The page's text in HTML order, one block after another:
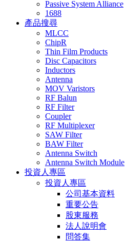
Passive System Alliance
1688
產品搜尋
MLCC
ChipR
Thin Film Products
Disc Capacitors
Inductors
Antenna
MOV Varistors
RF Balun
RF Filter
Coupler
RF Multiplexer
SAW Filter
BAW Filter
Antenna Switch
Antenna Switch Module
投資人專區
投資人專區
公司基本資料
重要公告
股東服務
法人說明會
問答集